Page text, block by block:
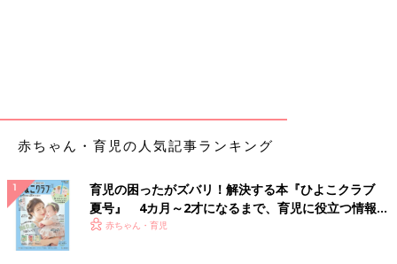
その方のお子さんたちは既に大きいのですが、成長すると昔の子
どもの声ではなくなってしまい、それはそれで成長を感じ嬉しい
のですが、子どものときの声での「パパ、ママ」が時々聞きたく
なるそうです。
そういうときに昔の動画があると本当に貴重なものになるらし
く、とにかく「声を撮っておけ！」と助言をいただきました。
言われてみれば確かに…と思うことが私にもありました。
赤ちゃん・育児の人気記事ランキング
育児の困ったがズバリ！解決する本『ひよこクラブ
夏号』 4カ月～2才になるまで、育児に役立つ情報が
いっぱい！
赤ちゃん・育児